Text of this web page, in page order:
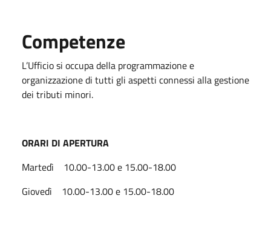
Competenze
L’Ufficio si occupa della programmazione e
organizzazione di tutti gli aspetti connessi alla gestione
dei tributi minori.
ORARI DI APERTURA
Martedì 10.00-13.00 e 15.00-18.00
Giovedì 10.00-13.00 e 15.00-18.00